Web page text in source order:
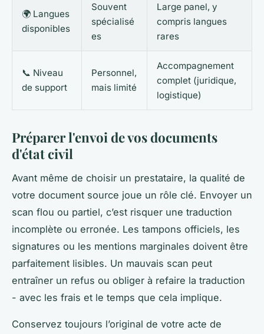
🌍 Langues
disponibles
Souvent
spécialisé
es
Large panel, y
compris langues
rares
📞 Niveau
de support
Personnel,
mais limité
Accompagnement
complet (juridique,
logistique)
Préparer l'envoi de vos documents
d'état civil
Avant même de choisir un prestataire, la qualité de
votre document source joue un rôle clé. Envoyer un
scan flou ou partiel, c’est risquer une traduction
incomplète ou erronée. Les tampons officiels, les
signatures ou les mentions marginales doivent être
parfaitement lisibles. Un mauvais scan peut
entraîner un refus ou obliger à refaire la traduction
- avec les frais et le temps que cela implique.
Conservez toujours l’original de votre acte de